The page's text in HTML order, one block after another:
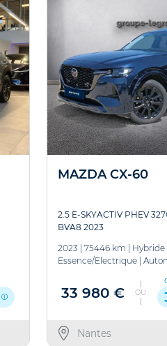
MAZDA CX-60
2.5 E-SKYACTIV PHEV
BVA8 2023
2023
75446 km
Hybride
Essence/Electrique|
33 980 € OU
Nantes